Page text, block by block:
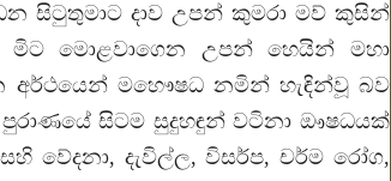
සිටුතුමාට දාව උපන් කුමරා මව් කුසින්
මිට මොළවාගෙන උපන් හෙයින් මහා
අර්ථයෙන් මහෞෂධ නමින් හැඳින්වූ බව
සිටම සුදුහඳුන් වටිනා ඖෂධයක්
වේදනා, දැවිල්ල, විසර්ප, චර්ම රෝග,